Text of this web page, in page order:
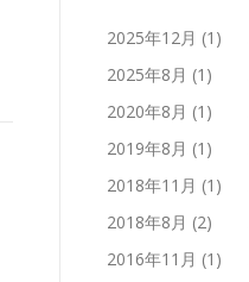
2025年12月 (1)
2025年8月 (1)
2020年8月 (1)
2019年8月 (1)
2018年11月 (1)
2018年8月 (2)
2016年11月 (1)